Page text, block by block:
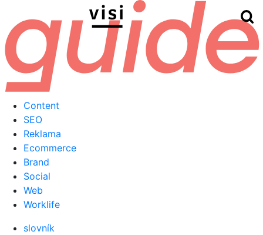
Menu
Content
SEO
Reklama
Ecommerce
Brand
Social
Web
Worklife
slovník